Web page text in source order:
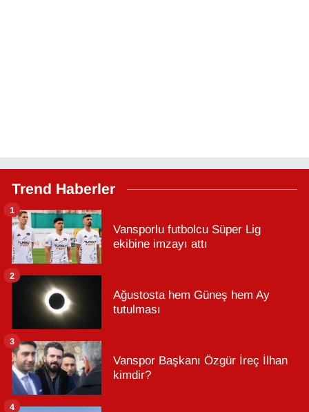
Trend Haberler
Vansporlu futbolcu Süper Lig
ekibine imzayı attı
1
Ağustosta hem Güneş hem Ay
tutulması
2
Vanspor Başkanı Özgür İreç İlhan
kimdir?
3
4